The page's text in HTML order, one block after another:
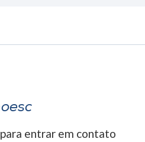
entrar em contato